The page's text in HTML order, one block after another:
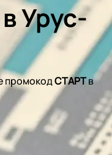
Урус-
промокодСТАРТв